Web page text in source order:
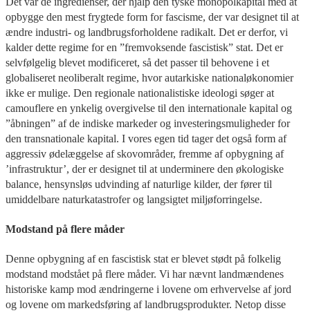
opbygge den mest frygtede form for fascisme, der var designet til at
ændre industri- og landbrugsforholdene radikalt. Det er derfor, vi
kalder dette regime for en ”fremvoksende fascistisk” stat. Det er
selvfølgelig blevet modificeret, så det passer til behovene i et
globaliseret neoliberalt regime, hvor autarkiske nationaløkonomier
ikke er mulige. Den regionale nationalistiske ideologi søger at
camouflere en ynkelig overgivelse til den internationale kapital og
”åbningen” af de indiske markeder og investeringsmuligheder for
den transnationale kapital. I vores egen tid tager det også form af
aggressiv ødelæggelse af skovområder, fremme af opbygning af
’infrastruktur’, der er designet til at underminere den økologiske
balance, hensynsløs udvinding af naturlige kilder, der fører til
umiddelbare naturkatastrofer og langsigtet miljøforringelse.
Modstand på flere måder
Denne opbygning af en fascistisk stat er blevet stødt på folkelig
modstand modstået på flere måder. Vi har nævnt landmændenes
historiske kamp mod ændringerne i lovene om erhvervelse af jord
og lovene om markedsføring af landbrugsprodukter. Netop disse